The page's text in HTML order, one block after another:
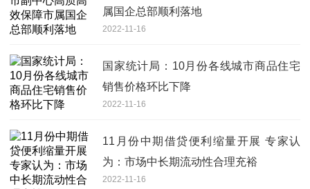
属国企总部顺利落地
2022-11-16
国家统计局：10月份各线城市商品住宅
销售价格环比下降
2022-11-16
11月份中期借贷便利缩量开展 专家认
为：市场中长期流动性合理充裕
2022-11-16